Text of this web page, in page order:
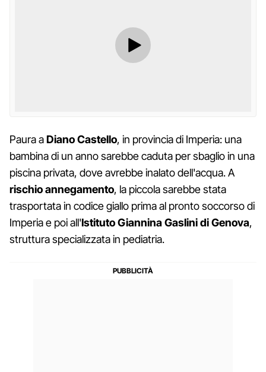
Paura aDiano Castello, in provincia di Imperia: una
bambina di un anno sarebbe caduta per sbaglio in una
piscina privata, dove avrebbe inalato dell'acqua. A
rischio annegamento, la piccola sarebbe stata
trasportata in codice giallo prima al pronto soccorso di
Imperia e poi all'Istituto Giannina Gaslini di Genova,
struttura specializzata in pediatria.